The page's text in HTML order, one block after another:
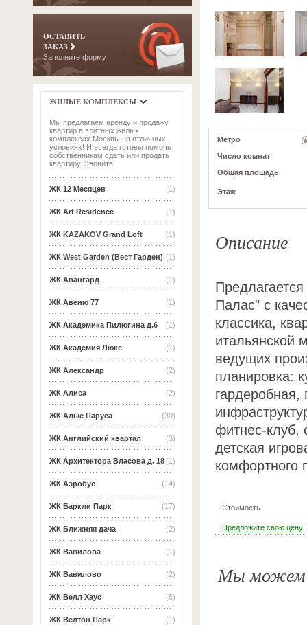
ОСТАВИТЬ
ЗАКАЗ
Заполните форму
ЖИЛЫЕ КОМПЛЕКСЫ
Мы предлагаем аренду и продажу
квартир в элитных жилых
комплексах Москвы на отличных
условиях! И всегда готовы помочь
собственникам сдать или продать
квартиру. Звоните!
(1)
ЖК 12 Месяцев
(1)
ЖК Art Residence
(1)
ЖК KAZAKOV Grand Loft
(1)
ЖК West Garden (Вест Гарден)
(1)
ЖК Авангард
(1)
ЖК Авеню 77
(1)
ЖК Академика Пилюгина д.6
(1)
ЖК Академия Люкс
(2)
ЖК Александр
(2)
ЖК Алиса
(30)
ЖК Алые Паруса
(3)
ЖК Английский квартал
(1)
ЖК Архитектора Власова д. 18
(14)
ЖК Аэробус
(17)
ЖК Баркли Парк
(2)
ЖК Ближняя дача
(1)
ЖК Вавилова
(2)
ЖК Вавилово
(5)
ЖК Велл Хаус
(1)
ЖК Велтон Парк
Метро
Число комнат
Общая площадь
Этаж
Описание
Палас" с
классика,
итальянской
ведущих
планировка:
гардеробная,
фитнес-клуб,
детская
комфортного
Стоимость
Предложите свою цену
Мы можем